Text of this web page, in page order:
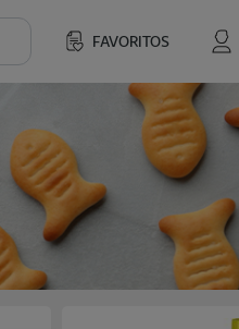
FAVORITOS